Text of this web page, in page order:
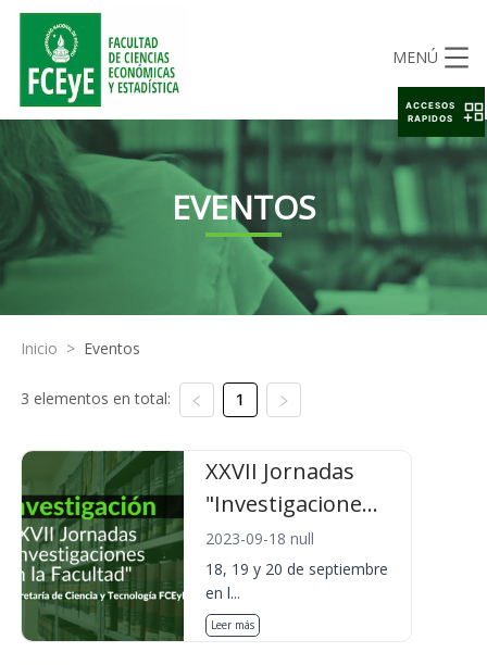
MENÚ
EVENTOS
Inicio > Eventos
3 elementos en total: 1
XXVII Jornadas
"Investigacione...
2023-09-18 null
18, 19 y 20 de septiembre
en l...
Leer más
ACCESOS
RAPIDOS